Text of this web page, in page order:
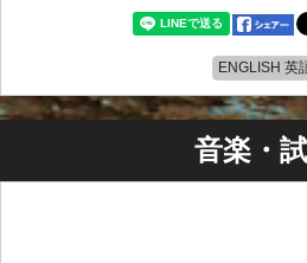
ENGLISH 英
音楽・